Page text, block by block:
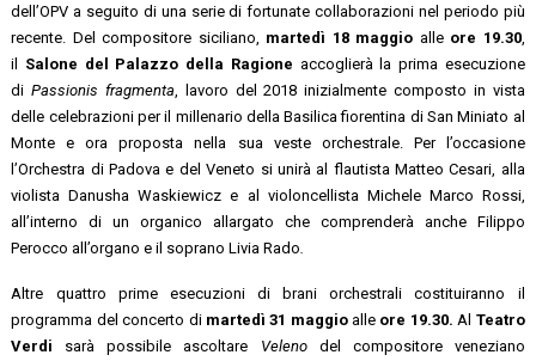
dell’OPV a seguito di una serie di fortunate collaborazioni nel periodo più
recente. Del compositore siciliano, martedì 18 maggio alle ore 19.30,
il Salone del Palazzo della Ragione accoglierà la prima esecuzione
diPassionis fragmenta , lavoro del 2018 inizialmente composto in vista
delle celebrazioni per il millenario della Basilica fiorentina di San Miniato al
Monte e ora proposta nella sua veste orchestrale. Per l’occasione
l’Orchestra di Padova e del Veneto si unirà al flautista Matteo Cesari, alla
violista Danusha Waskiewicz e al violoncellista Michele Marco Rossi,
all’interno di un organico allargato che comprenderà anche Filippo
Perocco all’organo e il soprano Livia Rado
Altre quattro prime esecuzioni di brani orchestrali costituiranno il
programma del concerto di martedì 31 maggioalle ore 19.30. Al Teatro
Verdi sarà possibile ascoltare Velenodel compositore veneziano